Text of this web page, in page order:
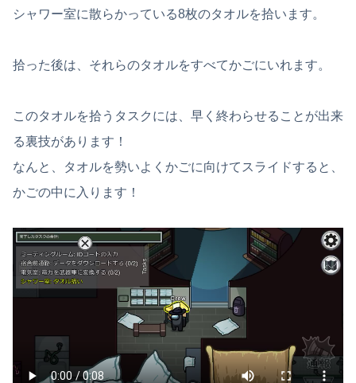
シャワー室に散らかっている8枚のタオルを拾います。
拾った後は、それらのタオルをすべてかごにいれます。
このタオルを拾うタスクには、早く終わらせることが出来
る裏技があります！
なんと、タオルを勢いよくかごに向けてスライドすると、
かごの中に入ります！